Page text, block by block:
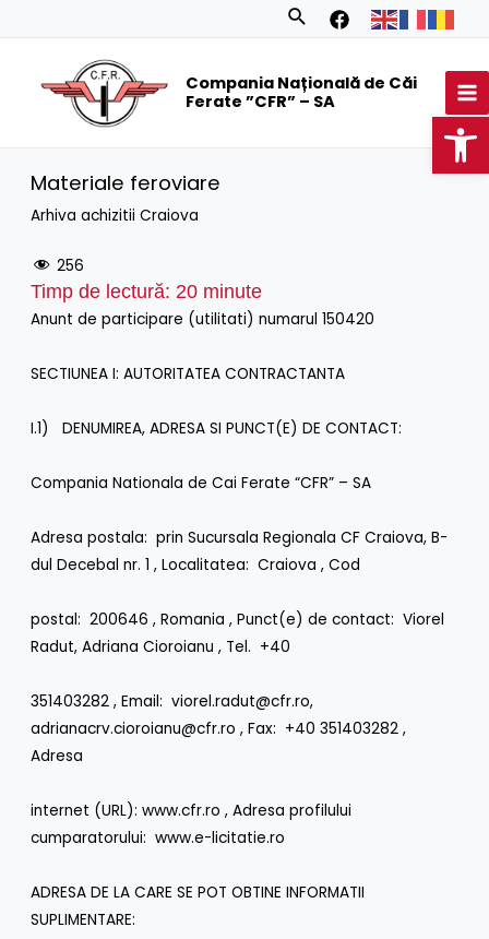
Search
Compania Națională de Căi
Ferate ”CFR” – SA
Materiale feroviare
Arhiva achizitii Craiova
256
Timp de lectură: 20 minute
Anunt de participare (utilitati) numarul 150420
SECTIUNEA I: AUTORITATEA CONTRACTANTA
I.1) DENUMIREA, ADRESA SI PUNCT(E) DE CONTACT:
Compania Nationala de Cai Ferate “CFR” – SA
Adresa postala: prin Sucursala Regionala CF Craiova, B-
dul Decebal nr. 1 , Localitatea: Craiova , Cod
postal: 200646 , Romania , Punct(e) de contact: Viorel
Radut, Adriana Cioroianu , Tel. +40
351403282 , Email: viorel.radut@cfr.ro,
adrianacrv.cioroianu@cfr.ro , Fax: +40 351403282 ,
Adresa
internet (URL): www.cfr.ro , Adresa profilului
cumparatorului: www.e-licitatie.ro
ADRESA DE LA CARE SE POT OBTINE INFORMATII
SUPLIMENTARE: